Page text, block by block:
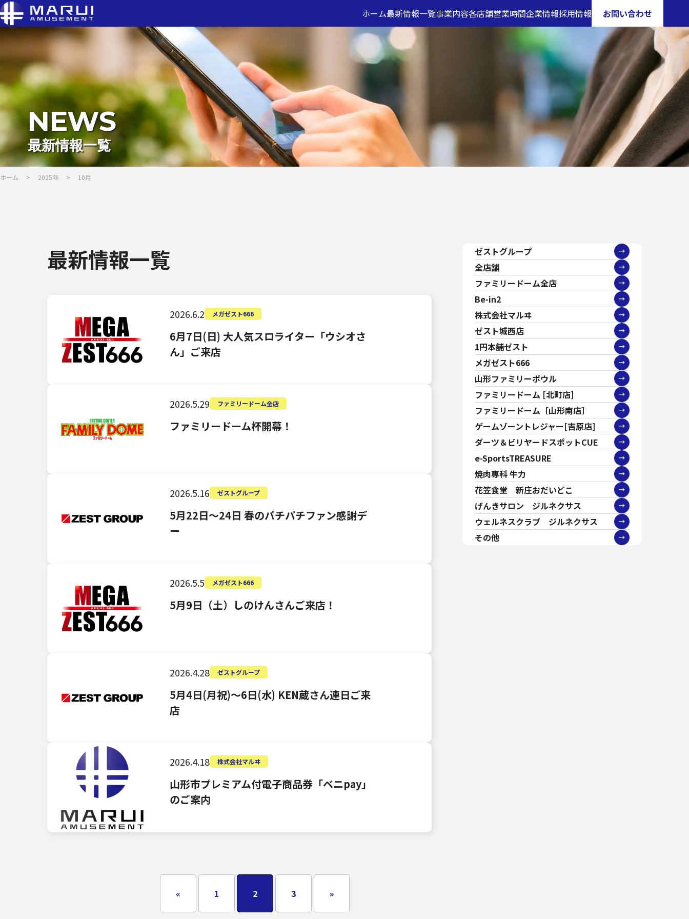
ホーム最新情報一覧事業内容各店舗営業時間企業情報採用情報 お問い合わせ
NEWS
最新情報一覧
ホーム > 2025年 > 10月
最新情報一覧
2026.6.2 メガゼスト666
6月7日(日) 大人気スロライター「ウシオさ
ん」ご来店
2026.5.29 ファミリードーム全店
ファミリードーム杯開幕！
2026.5.16 ゼストグループ
5月22日～24日 春のパチパチファン感謝デ
ー
2026.5.5 メガゼスト666
5月9日（土）しのけんさんご来店！
2026.4.28 ゼストグループ
5月4日(月祝)～6日(水) KEN蔵さん連日ご来
店
2026.4.18 株式会社マルヰ
山形市プレミアム付電子商品券「ベニpay」
のご案内
« 1 2 3 »
ゼストグループ
全店舗
ファミリードーム全店
Be-in2
株式会社マルヰ
ゼスト城西店
1円本舗ゼスト
メガゼスト666
山形ファミリーボウル
ファミリードーム [北町店]
ファミリードーム［山形南店］
ゲームゾーントレジャー[吉原店]
ダーツ＆ビリヤードスポットCUE
e-SportsTREASURE
焼肉専科 牛力
花笠食堂 新庄おだいどこ
げんきサロン ジルネクサス
ウェルネスクラブ ジルネクサス
その他